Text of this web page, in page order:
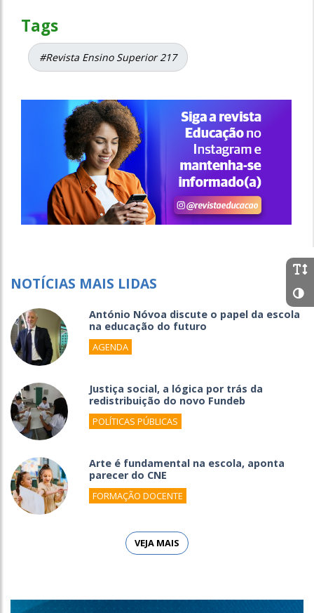
Tags
#Revista Ensino Superior 217
NOTÍCIAS MAIS LIDAS
António Nóvoa discute o papel da escola
na educação do futuro
AGENDA
Justiça social, a lógica por trás da
redistribuição do novo Fundeb
POLÍTICAS PÚBLICAS
Arte é fundamental na escola, aponta
parecer do CNE
FORMAÇÃO DOCENTE
VEJA MAIS